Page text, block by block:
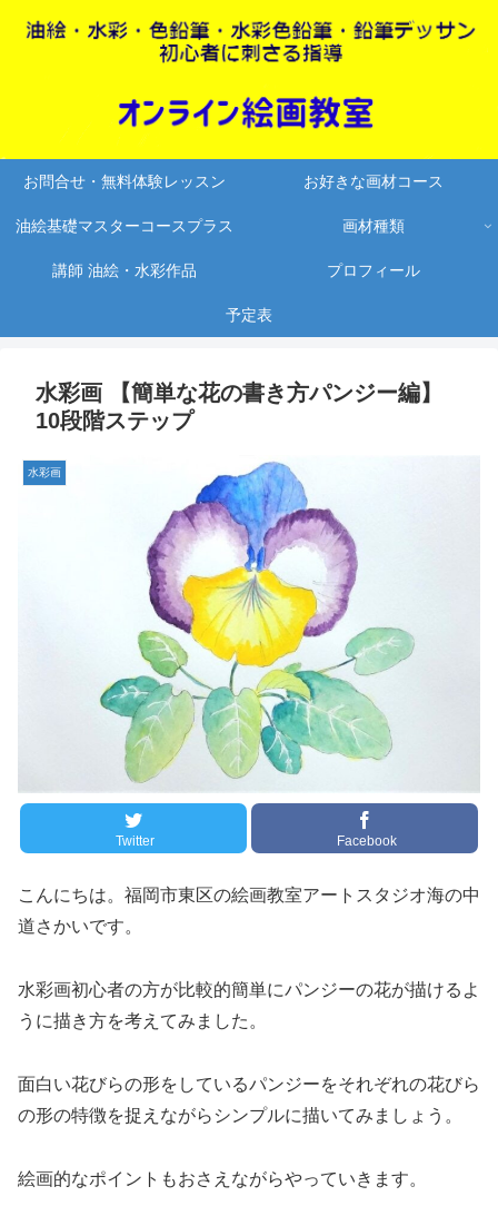
お問合せ・無料体験レッスン お好きな画材コース
油絵基礎マスターコースプラス 画材種類
講師 油絵・水彩作品 プロフィール
予定表
水彩画 【簡単な花の書き方パンジー編】
10段階ステップ
水彩画
Twitter Facebook
こんにちは。福岡市東区の絵画教室アートスタジオ海の中
道さかいです。
水彩画初心者の方が比較的簡単にパンジーの花が描けるよ
うに描き方を考えてみました。
面白い花びらの形をしているパンジーをそれぞれの花びら
の形の特徴を捉えながらシンプルに描いてみましょう。
絵画的なポイントもおさえながらやっていきます。